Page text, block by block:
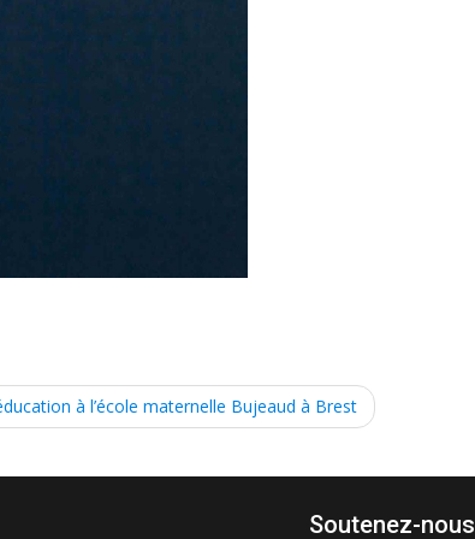
à l’école maternelle Bujeaud à Brest
Soutenez-nous